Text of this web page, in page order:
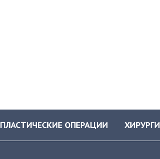
ПЛАСТИЧЕСКИЕ ОПЕРАЦИИ ХИРУРГИ